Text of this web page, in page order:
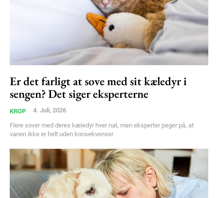
Er det farligt at sove med sit kæledyr i
sengen? Det siger eksperterne
KROP 4. Juli, 2026
Flere sover med deres kæledyr hver nat, men eksperter peger på, at
vanen ikke er helt uden konsekvenser.